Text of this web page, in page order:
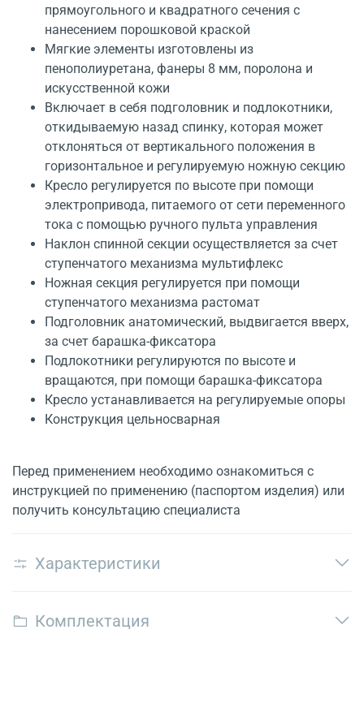
прямоугольного и квадратного сечения с
нанесением порошковой краской
Мягкие элементы изготовлены из
пенополиуретана, фанеры 8 мм, поролона и
искусственной кожи
Включает в себя подголовник и подлокотники,
откидываемую назад спинку, которая может
отклоняться от вертикального положения в
горизонтальное и регулируемую ножную секцию
Кресло регулируется по высоте при помощи
электропривода, питаемого от сети переменного
тока с помощью ручного пульта управления
Наклон спинной секции осуществляется за счет
ступенчатого механизма мультифлекс
Ножная секция регулируется при помощи
ступенчатого механизма растомат
Подголовник анатомический, выдвигается вверх,
за счет барашка-фиксатора
Подлокотники регулируются по высоте и
вращаются, при помощи барашка-фиксатора
Кресло устанавливается на регулируемые опоры
Конструкция цельносварная
Перед применением необходимо ознакомиться с
инструкцией по применению (паспортом изделия) или
получить консультацию специалиста
Характеристики
Комплектация